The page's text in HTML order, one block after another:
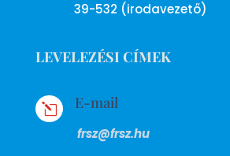
39-532 (irodavezető)
LEVELEZÉSI CÍMEK
l E-mail
frsz@frsz.hu